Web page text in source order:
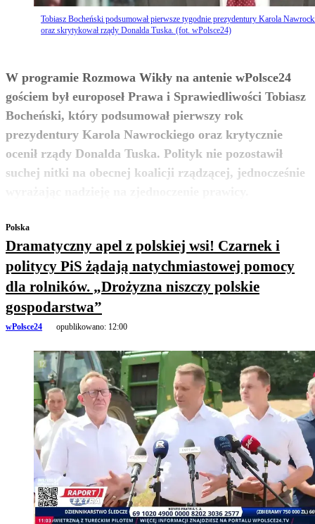
Tobiasz Bocheński podsumował pierwsze tygodnie prezydentury Karola
oraz skrytykował rządy Donalda Tuska. (fot. wPolsce24)
W programie Rozmowa Wikły na antenie wPolsce24
gościem był europoseł Prawa i Sprawiedliwości Tobiasz
Bocheński, który podsumował pierwszy rok
prezydentury Karola Nawrockiego oraz krytycznie
ocenił rządy Donalda Tuska. Polityk nie pozostawił
suchej nitki na obecnej koalicji rządzącej, jednocześnie
zobacz więcej
Polska
Dramatyczny apel z polskiej wsi! Czarnek i
politycy PiS żądają natychmiastowej pomocy
dla rolników. „Drożyzna niszczy polskie
gospodarstwa”
wPolsce24 opublikowano: 12:00